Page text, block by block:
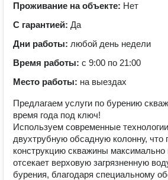
Проживание на объекте: Нет
С гарантией: Да
Дни работы: любой день недели
Время работы: с 9:00 по 21:00
Место работы: на выездах
Предлагаем услуги по бурению
время года под ключ!
Используем современные
двухтрубную обсадную колонну, что
конструкцию скважины
отсекает верховую загрязненную
бурения, благодаря специальному